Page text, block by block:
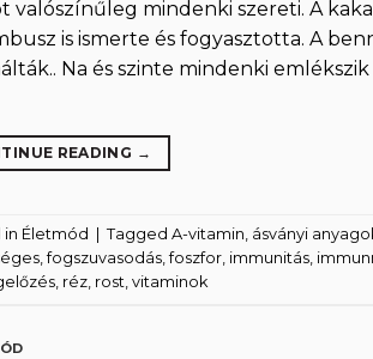
valószínűleg mindenki szereti. A
is ismerte és fogyasztotta. A
Na és szinte mindenki
READING →
in Életmód Tagged A-vitamin, ásványi
,fogszuvasodás,foszfor, immunitás,
, réz, rost, vitaminok